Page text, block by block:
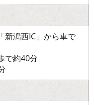
新潟西IC」から車で
で約40分